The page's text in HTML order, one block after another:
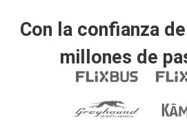
Con la confianza
millones de